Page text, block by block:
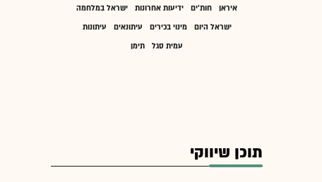
איראן חות'ים ידיעות אחרונות
ישראל במלחמה
ישראל היום
מינוי בכירים עיתונאים
עיתונות
עמית סגל
תימן
תוכן שיווקי